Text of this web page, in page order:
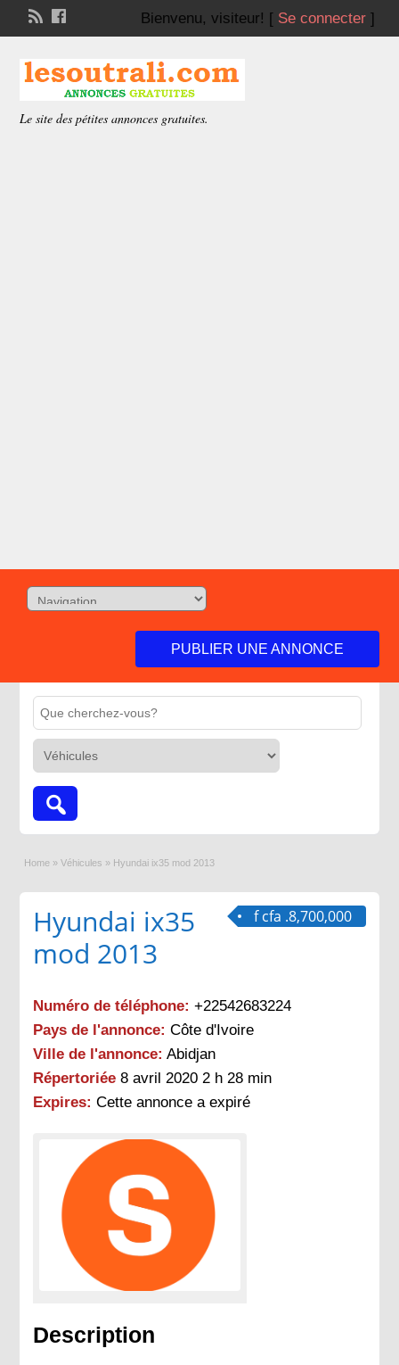
Bienvenu, visiteur! [ Se connecter]
Le site des pétites annonces gratuites.
PUBLIER UNE ANNONCE
Home » Véhicules » Hyundai ix35 mod 2013
f cfa .8,700,000
Hyundai ix35
mod 2013
Numéro de téléphone: +22542683224
Pays de l'annonce: Côte d'Ivoire
Ville de l'annonce: Abidjan
Répertoriée 8 avril 2020 2 h 28 min
Expires: Cette annonce a expiré
Description